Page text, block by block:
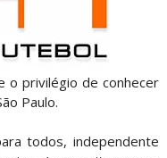
o privilégio de conhecer
Paulo.
todos, independente